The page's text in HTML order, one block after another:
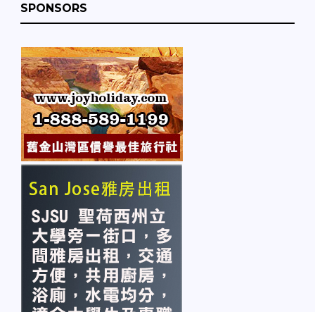
SPONSORS